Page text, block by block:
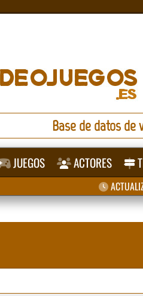
Base de datos de
JUEGOS ACTORES